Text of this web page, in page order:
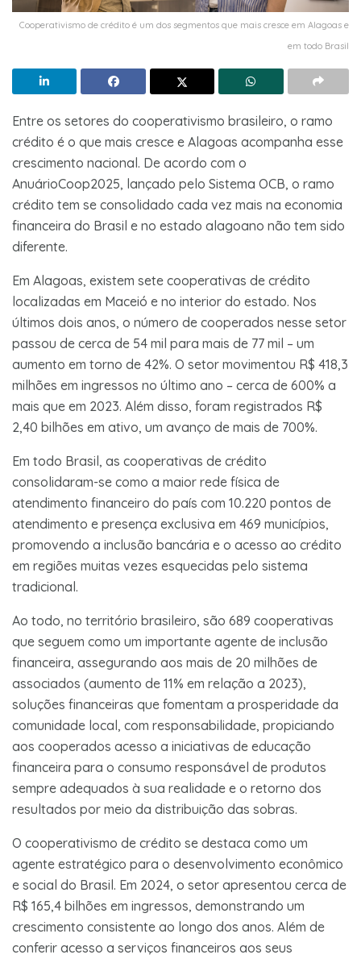
Cooperativismo de crédito é um dos segmentos que mais cresce em Alagoas e
em todo Brasil
Entre os setores do cooperativismo brasileiro, o ramo
crédito é o que mais cresce e Alagoas acompanha esse
crescimento nacional. De acordo com o
AnuárioCoop2025, lançado pelo Sistema OCB, o ramo
crédito tem se consolidado cada vez mais na economia
financeira do Brasil e no estado alagoano não tem sido
diferente.
Em Alagoas, existem sete cooperativas de crédito
localizadas em Maceió e no interior do estado. Nos
últimos dois anos, o número de cooperados nesse setor
passou de cerca de 54 mil para mais de 77 mil – um
aumento em torno de 42%. O setor movimentou R$ 418,3
milhões em ingressos no último ano – cerca de 600% a
mais que em 2023. Além disso, foram registrados R$
2,40 bilhões em ativo, um avanço de mais de 700%.
Em todo Brasil, as cooperativas de crédito
consolidaram-se como a maior rede física de
atendimento financeiro do país com 10.220 pontos de
atendimento e presença exclusiva em 469 municípios,
promovendo a inclusão bancária e o acesso ao crédito
em regiões muitas vezes esquecidas pelo sistema
tradicional.
Ao todo, no território brasileiro, são 689 cooperativas
que seguem como um importante agente de inclusão
financeira, assegurando aos mais de 20 milhões de
associados (aumento de 11% em relação a 2023),
soluções financeiras que fomentam a prosperidade da
comunidade local, com responsabilidade, propiciando
aos cooperados acesso a iniciativas de educação
financeira para o consumo responsável de produtos
sempre adequados à sua realidade e o retorno dos
resultados por meio da distribuição das sobras.
O cooperativismo de crédito se destaca como um
agente estratégico para o desenvolvimento econômico
e social do Brasil. Em 2024, o setor apresentou cerca de
R$ 165,4 bilhões em ingressos, demonstrando um
crescimento consistente ao longo dos anos. Além de
conferir acesso a serviços financeiros aos seus